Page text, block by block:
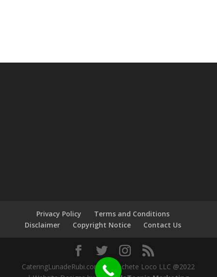
Privacy Policy
Terms and Conditions
Disclaimer
Copyright Notice Contact Us
CateringLunadeRubi.com by Machete Loco LLC @2022